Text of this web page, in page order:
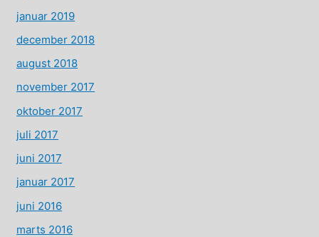
januar 2019
december 2018
august 2018
november 2017
oktober 2017
juli 2017
juni 2017
januar 2017
juni 2016
marts 2016